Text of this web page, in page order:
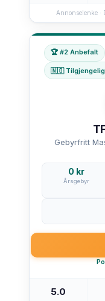
Annonselenke
🏆 #2 Anbefalt
🇳🇴 Tilgjengelig
Gebyrfritt
0 kr
Årsgebyr
5.0